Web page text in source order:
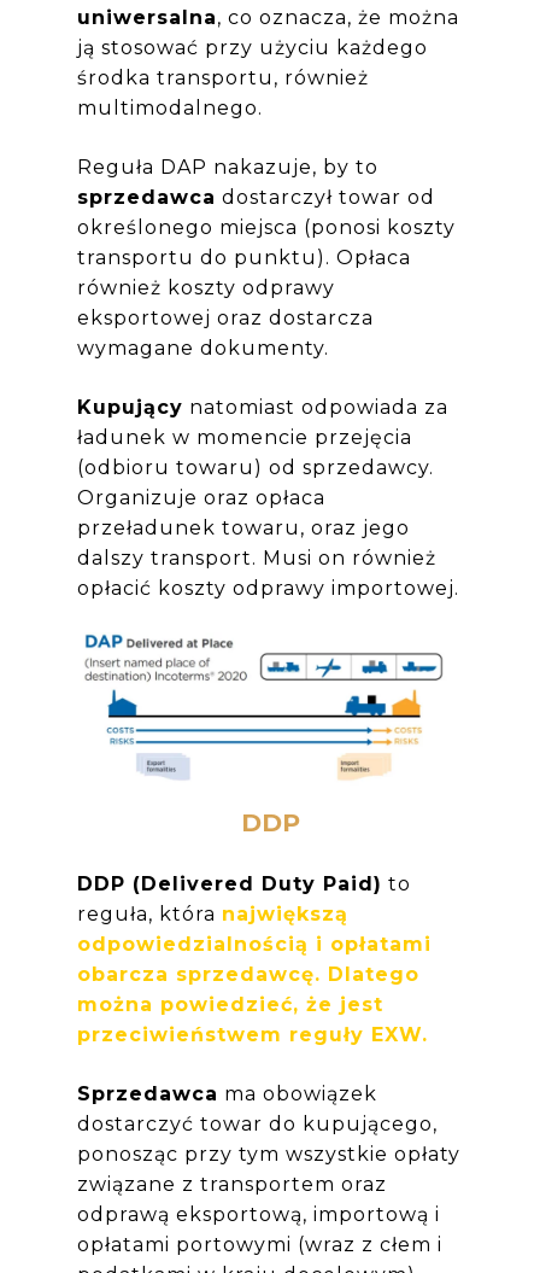
uniwersalna, co oznacza, że można
ją stosować przy użyciu każdego
środka transportu, również
multimodalnego.
Reguła DAP nakazuje, by to
sprzedawca dostarczył towar od
określonego miejsca (ponosi koszty
transportu do punktu). Opłaca
również koszty odprawy
eksportowej oraz dostarcza
wymagane dokumenty.
Kupujący natomiast odpowiada za
ładunek w momencie przejęcia
(odbioru towaru) od sprzedawcy.
Organizuje oraz opłaca
przeładunek towaru, oraz jego
dalszy transport. Musi on również
opłacić koszty odprawy importowej.
DDP
DDP (Delivered Duty Paid) to
reguła, która największą
odpowiedzialnością i opłatami
obarcza sprzedawcę. Dlatego
można powiedzieć, że jest
przeciwieństwem reguły EXW.
Sprzedawca ma obowiązek
dostarczyć towar do kupującego,
ponosząc przy tym wszystkie opłaty
związane z transportem oraz
odprawą eksportową, importową i
opłatami portowymi (wraz z cłem i